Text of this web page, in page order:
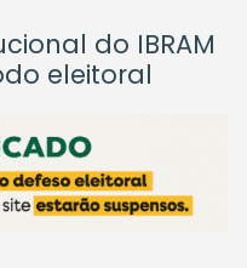
do IBRAM
eleitoral